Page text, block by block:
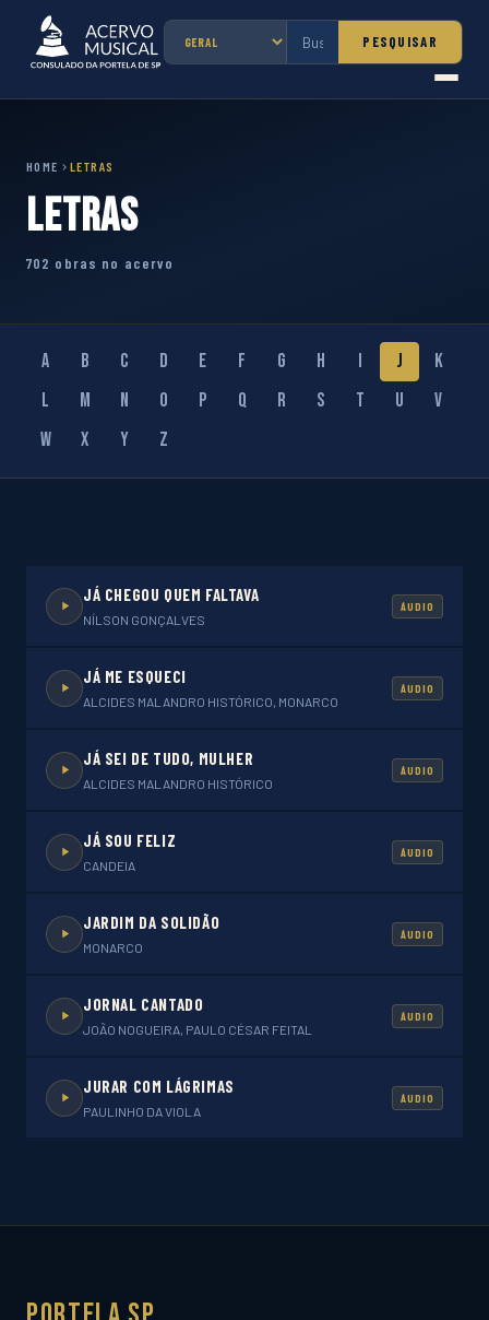
PESQUISAR
HOME LETRAS
Letras
702 obras no acervo
A B C D E F G H J
K
L
M N O P Q R S T U
V
W
X Y Z
JÁ CHEGOU QUEM FALTAVA
NÍLSON GONÇALVES
ÁUDIO
JÁ ME ESQUECI
ALCIDES MALANDRO HISTÓRICO, MONARCO
ÁUDIO
JÁ SEI DE TUDO, MULHER
ALCIDES MALANDRO HISTÓRICO
ÁUDIO
JÁ SOU FELIZ
CANDEIA
ÁUDIO
JARDIM DA SOLIDÃO
MONARCO
ÁUDIO
JORNAL CANTADO
JOÃO NOGUEIRA, PAULO CÉSAR FEITAL
ÁUDIO
JURAR COM LÁGRIMAS
PAULINHO DA VIOLA
ÁUDIO